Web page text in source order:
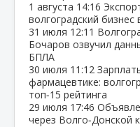
1 августа 14:16
волгоградский
31 июля 12:11
Бочаров озвучил
БПЛА
30 июля 11:12
фармацевтике:
топ‑15 рейтинга
29 июля 17:46
через Волго‑Донской